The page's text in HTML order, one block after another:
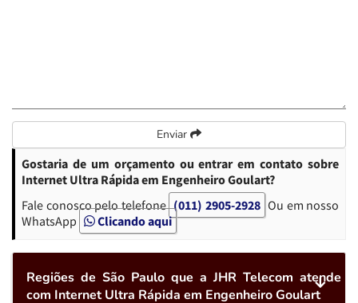
Enviar
Gostaria de um orçamento ou entrar em contato sobre
Internet Ultra Rápida em Engenheiro Goulart?
Fale conosco pelo telefone (011) 2905-2928 Ou em nosso
WhatsApp
Clicando aqui
Regiões de São Paulo que a JHR Telecom atende
com Internet Ultra Rápida em Engenheiro Goulart